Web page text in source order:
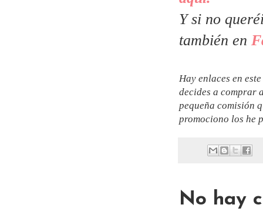
Y si no
también en
Hay enlaces en
decides a comprar
pequeña comisión
promociono los he
No hay